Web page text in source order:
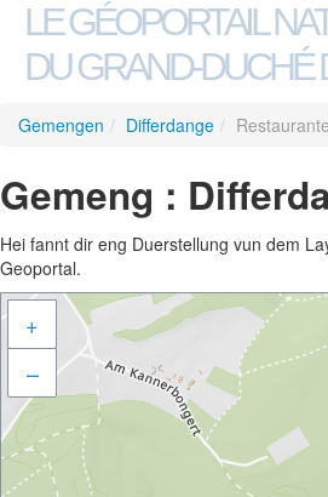
LE GÉOPORTAIL
DU GRAND-
Gemengen / Differdange /
Gemeng :
Hei fannt dir eng Duerstellung vun dem
Geoportal.
+
–